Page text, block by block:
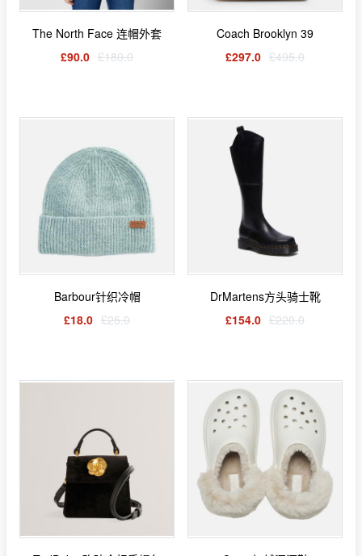
The North Face 连帽外套
£90.0 £180.0
Coach Brooklyn 39
£297.0 £495.0
Barbour针织冷帽
£18.0 £25.0
DrMartens方头骑士靴
£154.0 £220.0